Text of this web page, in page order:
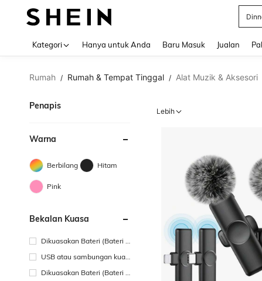
Kategori Hanya untuk Anda Baru Masuk Jualan
Rumah / Rumah & Tempat Tinggal / Alat Muzik & Aksesori
Penapis
Warna
Berbilang Hitam
Pink
Bekalan Kuasa
Dikuasakan Bateri (Bateri B
USB atau sambungan kuas
Dikuasakan Bateri (Bateri S
Lebih